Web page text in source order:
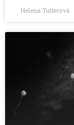
Helena Tutterová